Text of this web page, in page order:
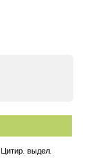
Цитир. выдел.